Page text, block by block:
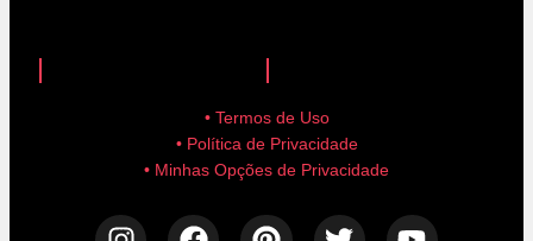
• Termos de Uso
• Política de Privacidade
• Minhas Opções de Privacidade